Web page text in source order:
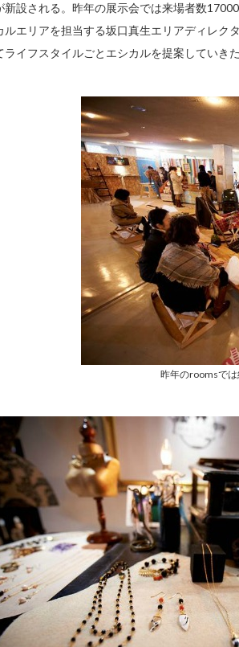
新設される。昨年の展示会では来場者数
ルエリアを担当する坂口真生エリアディレク
ライフスタイルごとエシカルを提案していき
昨年のroomsで